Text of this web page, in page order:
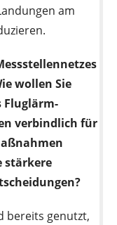
am
wollen Sie
Fluglärm-
verbindlich für
stärkere
bereits genutzt,